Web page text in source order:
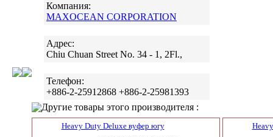
Компания:
MAXOCEAN CORPORATION
Адрес:
Chiu Chuan Street No. 34 - 1, 2Fl.,
Телефон:
+886-2-25912868 +886-2-25981393
Другие товары этого производителя :
Heavy Duty Deluxe вуфер югу